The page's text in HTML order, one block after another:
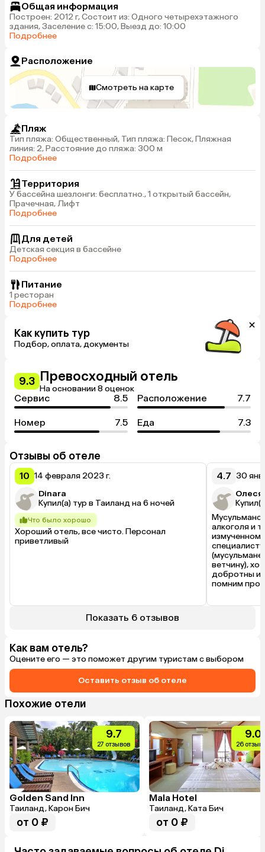
Общая информация
Построен: 2012 г, Состоит из: Одного четырехэтажного
здания, Заселение с: 15:00, Выезд до: 10:00
Подробнее
Расположение
Смотреть на карте
Пляж
Тип пляжа: Общественный, Тип пляжа: Песок, Пляжная
линия: 2, Расстояние до пляжа: 300 м
Подробнее
Территория
У бассейна шезлонги: бесплатно., 1 открытый бассейн,
Прачечная, Лифт
Подробнее
Для детей
Детская секция в бассейне
Подробнее
Питание
1 ресторан
Подробнее
Как купить тур
Подбор, оплата, документы
9.3 Превосходный отель
На основании 8 оценок
Сервис 8.5 Расположение 7.7
Номер 7.5 Еда 7.3
Отзывы об отеле
10 14 февраля 2023 г.
Dinara
Купил(а) тур в Таиланд на 6 ночей
Что было хорошо
Хороший отель, все чисто. Персонал
приветливый
4.7 30
Олеся
алкоголя и
(мусульмане
ветчину),
добротны и
помним про
нас бесил
утра петухи
Показать 6 отзывов
Как вам отель?
Оцените его — это поможет другим туристам с выбором
Оставить отзыв об отеле
Похожие отели
9.7
27 отзывов
Golden Sand Inn
Таиланд, Карон Бич
от 0 ₽
9.0
26
Mala Hotel
Таиланд, Ката Бич
от 0 ₽